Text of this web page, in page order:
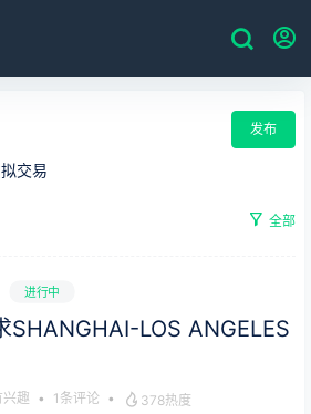
发布
交易
全部
进行中
SHANGHAI-LOS ANGELES
兴趣 • 1条评论 • 378热度